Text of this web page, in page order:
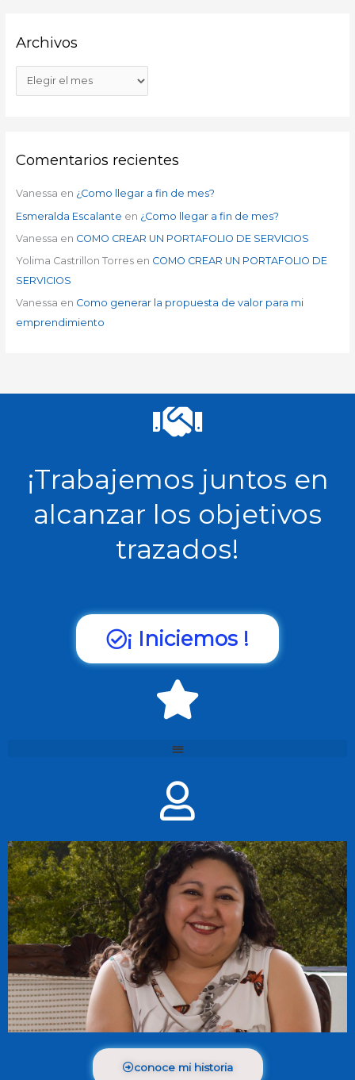
Archivos
Comentarios recientes
Vanessa en ¿Como llegar a fin de mes?
Esmeralda Escalante en ¿Como llegar a fin de mes?
Vanessa en COMO CREAR UN PORTAFOLIO DE SERVICIOS
Yolima Castrillon Torresen COMO CREAR UN PORTAFOLIO DE
SERVICIOS
Vanessa en Como generar la propuesta de valor para mi
emprendimiento
¡Trabajemos juntos en
alcanzar los objetivos
trazados!
¡ Iniciemos !
conoce mi historia